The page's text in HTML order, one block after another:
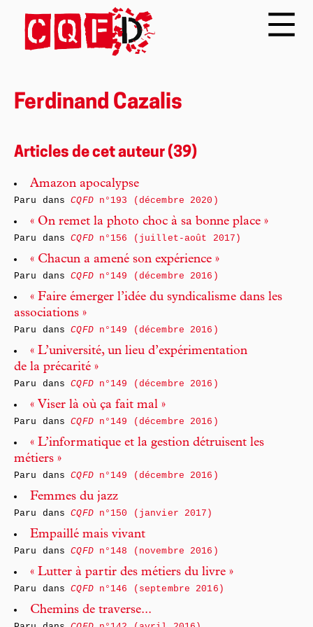
Ferdinand Cazalis
Articles de cet auteur (39)
Amazon apocalypse
Paru dansCQFDn°193 (décembre 2020)
« On remet la photo choc à sa bonne place »
Paru dansCQFDn°156 (juillet-août 2017)
« Chacun a amené son expérience »
Paru dansCQFDn°149 (décembre 2016)
« Faire émerger l’idée du syndicalisme dans les
associations »
Paru dansCQFDn°149 (décembre 2016)
« L’université, un lieu d’expérimentation
de la précarité »
Paru dansCQFDn°149 (décembre 2016)
« Viser là où ça fait mal »
Paru dansCQFDn°149 (décembre 2016)
« L’informatique et la gestion détruisent les
métiers »
Paru dansCQFDn°149 (décembre 2016)
Femmes du jazz
Paru dansCQFDn°150 (janvier 2017)
Empaillé mais vivant
Paru dansCQFDn°148 (novembre 2016)
« Lutter à partir des métiers du livre »
Paru dansCQFDn°146 (septembre 2016)
Chemins de traverse...